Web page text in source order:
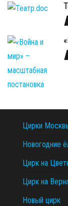
Цирки
Новогодние
Цирк на
Цирк на
Новый цирк